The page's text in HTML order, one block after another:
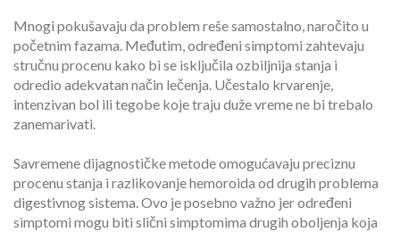
Mnogi pokušavaju da problem reše samostalno, naročito u
početnim fazama. Međutim, određeni simptomi zahtevaju
stručnu procenu kako bi se isključila ozbiljnija stanja i
odredio adekvatan način lečenja. Učestalo krvarenje,
intenzivan bol ili tegobe koje traju duže vreme ne bi trebalo
zanemarivati.
Savremene dijagnostičke metode omogućavaju preciznu
procenu stanja i razlikovanje hemoroida od drugih problema
digestivnog sistema. Ovo je posebno važno jer određeni
simptomi mogu biti slični simptomima drugih oboljenja koja